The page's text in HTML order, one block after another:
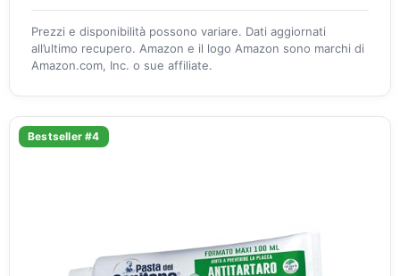
Prezzi e disponibilità possono variare. Dati aggiornati
all’ultimo recupero. Amazon e il logo Amazon sono marchi di
Amazon.com, Inc. o sue affiliate.
Bestseller #4